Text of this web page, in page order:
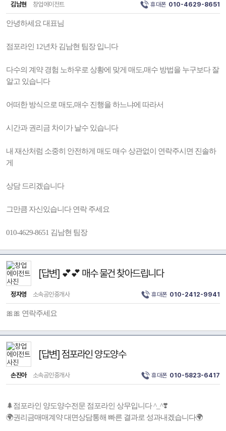
김남현 창업에이전트 휴대폰 010-4629-8651
안녕하세요 대표님
점포라인 12년차 김남현 팀장 입니다
다수의 계약 경험 노하우로 상황에 맞게 매도,매수 방법을 누구보다 잘
알고 있습니다
어떠한 방식으로 매도,매수 진행을 하느냐에 따라서
시간과 권리금 차이가 날수 있습니다
내 재산처럼 소중히 안전하게 매도 매수 상관없이 연락주시면 진솔하
게
상담 드리겠습니다
그만큼 자신있습니다 연락 주세요
010-4629-8651 김남현 팀장
[답변] 💕💕 매수 물건 찾아드립니다
정자영 소속공인중개사 휴대폰 010-2412-9941
🎀🎀 연락주세요
[답변] 점포라인 양도양수
손진아 소속공인중개사 휴대폰 010-5823-6417
🌲점포라인 양도양수전문 점포라인 상무입니다 ^_^❣️
🌍권리금매매계약 대면상담통해 빠른 결과로 성과내겠습니다🌍